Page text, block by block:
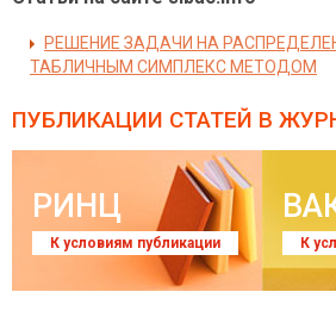
РЕШЕНИЕ ЗАДАЧИ НА
ТАБЛИЧНЫМ СИМПЛЕКС МЕТОДОМ
ПУБЛИКАЦИИ СТАТЕЙ В
РИНЦ
К условиям публикации К